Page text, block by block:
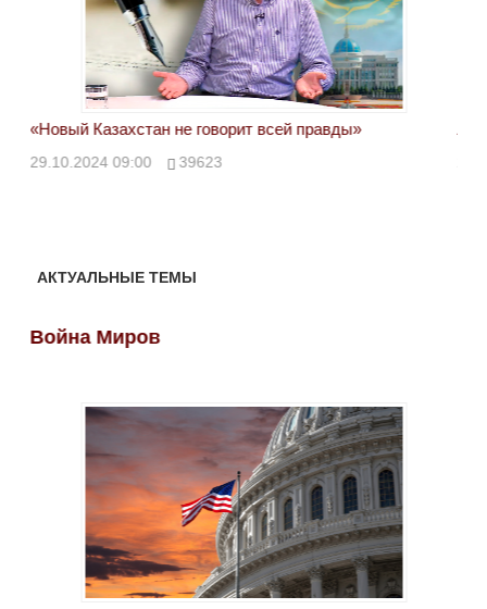
«Новый Казахстан не говорит всей правды»
29.10.2024 09:00 39623
АКТУАЛЬНЫЕ ТЕМЫ
Война Миров